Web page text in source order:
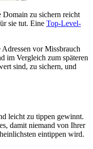
Domain zu sichern reicht
sie tut. Eine Top-Level-
vor Missbrauch
im Vergleich zum späteren
sind, zu sichern, und
leicht zu tippen gewinnt.
damit niemand von Ihrer
eintippen wird.